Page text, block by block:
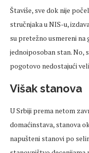
Štaviše, sve dok nije
stručnjaka u NIS-u,
su pretežno usmereni na
jednoiposoban stan. No,
pogotovo nedostajući
Višak stanova
U Srbiji prema netom
domaćinstava, stanova
napušteni stanovi po